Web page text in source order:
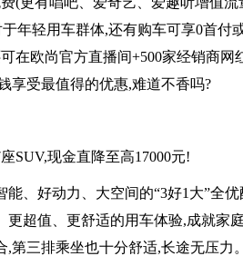
年轻用车群体,还有购车可享0首付
在欧尚官方直播间+500家经销商网
享受最值得的优惠,难道不香吗?
SUV,现金直降至高17000元!
能、好动力、大空间的“3好1大”全
更超值、更舒适的用车体验,成就家
,第三排乘坐也十分舒适,长途无压力